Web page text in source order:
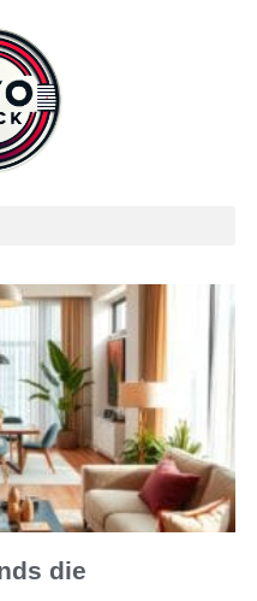
die